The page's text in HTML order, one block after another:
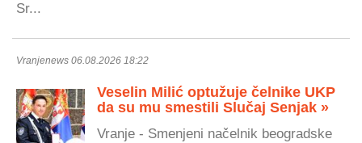
Sr...
Vranjenews 06.08.2026 18:22
Veselin Milić optužuje čelnike UKP
da su mu smestili Slučaj Senjak »
Vranje - Smenjeni načelnik beogradske